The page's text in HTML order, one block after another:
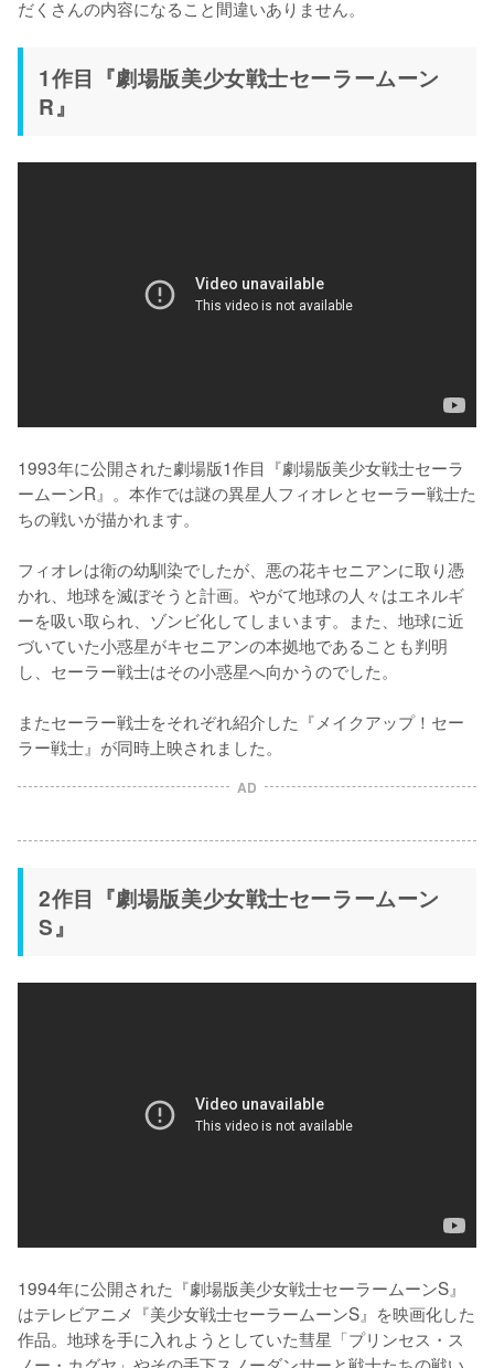
だくさんの内容になること間違いありません。
1作目『劇場版美少女戦士セーラームーン
R』
1993年に公開された劇場版1作目『劇場版美少女戦士セーラ
ームーンR』。本作では謎の異星人フィオレとセーラー戦士た
ちの戦いが描かれます。
フィオレは衛の幼馴染でしたが、悪の花キセニアンに取り憑
かれ、地球を滅ぼそうと計画。やがて地球の人々はエネルギ
ーを吸い取られ、ゾンビ化してしまいます。また、地球に近
づいていた小惑星がキセニアンの本拠地であることも判明
し、セーラー戦士はその小惑星へ向かうのでした。
またセーラー戦士をそれぞれ紹介した『メイクアップ！セー
ラー戦士』が同時上映されました。
AD
2作目『劇場版美少女戦士セーラームーン
S』
1994年に公開された『劇場版美少女戦士セーラームーンS』
はテレビアニメ『美少女戦士セーラームーンS』を映画化した
作品。地球を手に入れようとしていた彗星「プリンセス・ス